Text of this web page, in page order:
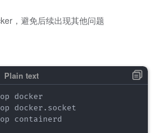
，避免后续出现其他问题
docker
docker.socket
containerd